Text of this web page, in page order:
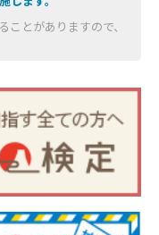
とがありますので、